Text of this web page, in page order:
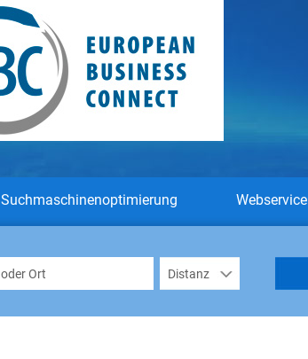
Suchmaschinenoptimierung Webservice